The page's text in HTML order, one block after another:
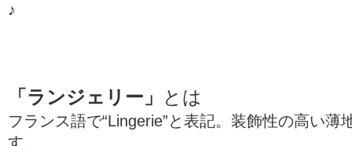
♪
「ランジェリー」 とは
フランス語で“Lingerie”と表記。装飾性の高い薄
す。